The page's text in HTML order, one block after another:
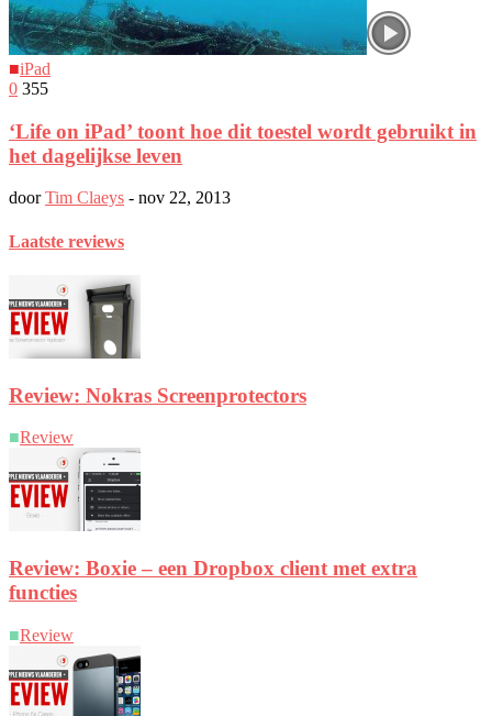
■iPad
0 355
‘Life on iPad’ toont hoe dit toestel wordt gebruikt in
het dagelijkse leven
doorTim Claeys - nov 22, 2013
Laatste reviews
Review: Nokras Screenprotectors
■Review
Review: Boxie – een Dropbox client met extra
functies
■Review